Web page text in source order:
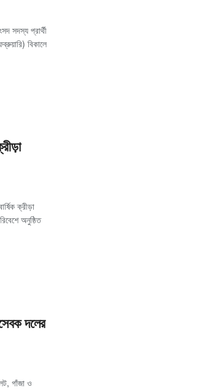
সদস্য প্রার্থী
বিকালে
ক্রীড়া
অনুষ্ঠিত
দলের
গাঁজা ও